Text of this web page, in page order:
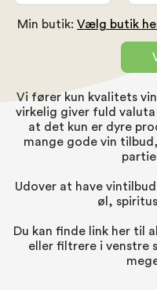
Min butik:
Vi fører kun kvalitets
virkelig giver fuld
at det kun er dyre
mange gode vin
Udover at have
øl,
Du kan finde link her til
eller filtrere i venstre